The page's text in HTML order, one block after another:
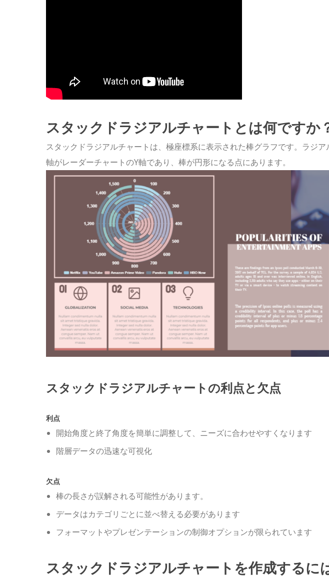
スタックドラジアルチャートとは何ですか
スタックドラジアルチャートは、極座標系に表示された棒グラフです。ラジ
軸がレーダーチャートのY軸であり、棒が円形になる点にあります。
スタックドラジアルチャートの利点と欠点
利点
開始角度と終了角度を簡単に調整して、ニーズに合わせやすくなります
階層データの迅速な可視化
欠点
棒の長さが誤解される可能性があります。
データはカテゴリごとに並べ替える必要があります
フォーマットやプレゼンテーションの制御オプションが限られています
スタックドラジアルチャートを作成するに